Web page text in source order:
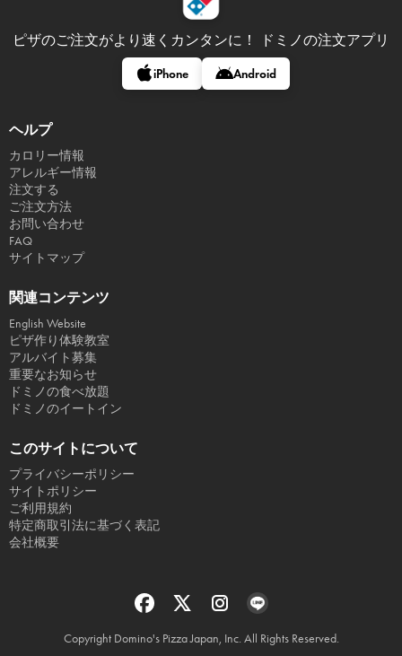
ピザのご注文がより速くカンタンに！ ドミノの注文アプリ
iPhone Android
ヘルプ
カロリー情報
アレルギー情報
注文する
ご注文方法
お問い合わせ
FAQ
サイトマップ
関連コンテンツ
English Website
ピザ作り体験教室
アルバイト募集
重要なお知らせ
ドミノの食べ放題
ドミノのイートイン
このサイトについて
プライバシーポリシー
サイトポリシー
ご利用規約
特定商取引法に基づく表記
会社概要
Copyright Domino's Pizza Japan, Inc. All Rights Reserved.